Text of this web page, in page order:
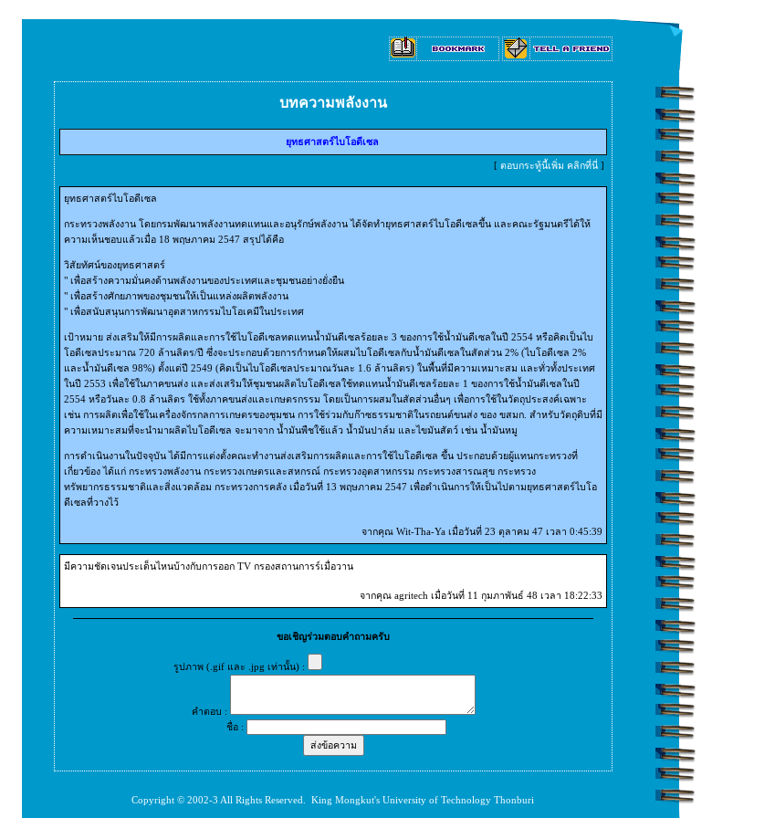
บทความพลังงาน
ยุทธศาสตร์ไบโอดีเซล
[ ตอบกระทู้นี้เพิ่ม คลิกที่นี่ ]
ยุทธศาสตร์ไบโอดีเซล
กระทรวงพลังงาน โดยกรมพัฒนาพลังงานทดแทนและอนุรักษ์พลังงาน ได้จัดทำยุทธศาสตร์ไบโอดีเซลขึ้น และคณะรัฐมนตรีได้ให้
ความเห็นชอบแล้วเมื่อ 18 พฤษภาคม 2547 สรุปได้คือ
วิสัยทัศน์ของยุทธศาสตร์
" เพื่อสร้างความมั่นคงด้านพลังงานของประเทศและชุมชนอย่างยั่งยืน
" เพื่อสร้างศักยภาพของชุมชนให้เป็นแหล่งผลิตพลังงาน
" เพื่อสนับสนุนการพัฒนาอุตสาหกรรมไบโอเคมีในประเทศ
เป้าหมาย ส่งเสริมให้มีการผลิตและการใช้ไบโอดีเซลทดแทนน้ำมันดีเซลร้อยละ 3 ของการใช้น้ำมันดีเซลในปี 2554 หรือคิดเป็นไบ
โอดีเซลประมาณ 720 ล้านลิตร/ปี ซึ่งจะประกอบด้วยการกำหนดให้ผสมไบโอดีเซลกับน้ำมันดีเซลในสัดส่วน 2% (ไบโอดีเซล 2%
และน้ำมันดีเซล 98%) ตั้งแต่ปี 2549 (คิดเป็นไบโอดีเซลประมาณวันละ 1.6 ล้านลิตร) ในพื้นที่มีความเหมาะสม และทั่วทั้งประเทศ
ในปี 2553 เพื่อใช้ในภาคขนส่ง และส่งเสริมให้ชุมชนผลิตไบโอดีเซลใช้ทดแทนน้ำมันดีเซลร้อยละ 1 ของการใช้น้ำมันดีเซลในปี
2554 หรือวันละ 0.8 ล้านลิตร ใช้ทั้งภาคขนส่งและเกษตรกรรม โดยเป็นการผสมในสัดส่วนอื่นๆ เพื่อการใช้ในวัตถุประสงค์เฉพาะ
เช่น การผลิตเพื่อใช้ในเครื่องจักรกลการเกษตรของชุมชน การใช้ร่วมกับก๊าซธรรมชาติในรถยนต์ขนส่ง ของ ขสมก. สำหรับวัตถุดิบที่มี
ความเหมาะสมที่จะนำมาผลิตไบโอดีเซล จะมาจาก น้ำมันพืชใช้แล้ว น้ำมันปาล์ม และไขมันสัตว์ เช่น น้ำมันหมู
การดำเนินงานในปัจจุบัน ได้มีการแต่งตั้งคณะทำงานส่งเสริมการผลิตและการใช้ไบโอดีเซล ขึ้น ประกอบด้วยผู้แทนกระทรวงที่
เกี่ยวข้อง ได้แก่ กระทรวงพลังงาน กระทรวงเกษตรและสหกรณ์ กระทรวงอุตสาหกรรม กระทรวงสารณสุข กระทรวง
ทรัพยากรธรรมชาติและสิ่งแวดล้อม กระทรวงการคลัง เมื่อวันที่ 13 พฤษภาคม 2547 เพื่อดำเนินการให้เป็นไปตามยุทธศาสตร์ไบโอ
ดีเซลที่วางไว้
จากคุณ Wit-Tha-Ya เมื่อวันที่ 23 ตุลาคม 47 เวลา 0:45:39
มีความชัดเจนประเด็นไหนบ้างกับการออก TV กรองสถานการร์เมื่อวาน
จากคุณ agritech เมื่อวันที่ 11 กุมภาพันธ์ 48 เวลา 18:22:33
ขอเชิญร่วมตอบคำถามครับ
รูปภาพ (.gif และ .jpg เท่านั้น) :
คำตอบ :
ชื่อ :
Copyright © 2002-3 All Rights Reserved. King Mongkut's University of Technology Thonburi